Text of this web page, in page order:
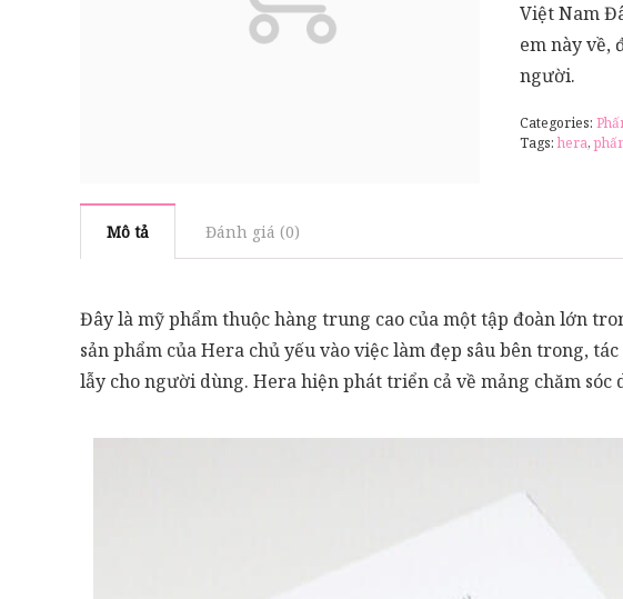
Việt Nam
em này về,
người.
Categories:
Tags:hera,
Mô tả Đánh giá (0)
Đây là mỹ phẩm thuộc hàng trung cao của một tập đoàn lớn
sản phẩm của Hera chủ yếu vào việc làm đẹp sâu bên trong,
lẫy cho người dùng. Hera hiện phát triển cả về mảng chăm sóc